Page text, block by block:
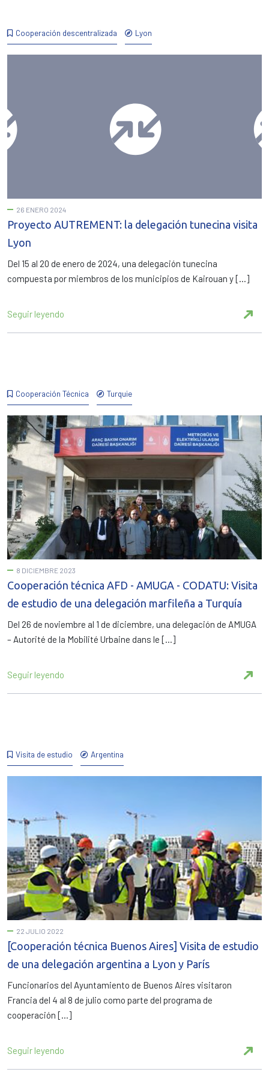
Cooperación descentralizada Lyon
26 ENERO 2024
Proyecto AUTREMENT: la delegación tunecina visita
Lyon
Del 15 al 20 de enero de 2024, una delegación tunecina
compuesta por miembros de los municipios de Kairouan y […]
Seguir leyendo
Cooperación Técnica Turquie
8 DICIEMBRE 2023
Cooperación técnica AFD - AMUGA - CODATU: Visita
de estudio de una delegación marfileña a Turquía
Del 26 de noviembre al 1 de diciembre, una delegación de AMUGA
– Autorité de la Mobilité Urbaine dans le […]
Seguir leyendo
Visita de estudio Argentina
22 JULIO 2022
[Cooperación técnica Buenos Aires] Visita de estudio
de una delegación argentina a Lyon y París
Funcionarios del Ayuntamiento de Buenos Aires visitaron
Francia del 4 al 8 de julio como parte del programa de
cooperación […]
Seguir leyendo